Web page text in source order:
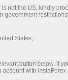
not the US, kindly
government
States;
button below. If
with InstaForex